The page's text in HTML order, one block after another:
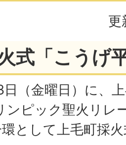
更
式「こうげ
（金曜日）に、
ンピック聖火リレ
として上毛町採